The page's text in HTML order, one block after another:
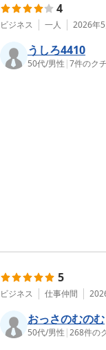
4
ビジネス 一人 2026年5
うしろ4410
50代/男性 |7件のク
5
ビジネス 仕事仲間
おっさのむのむ
50代/男性 |268件の